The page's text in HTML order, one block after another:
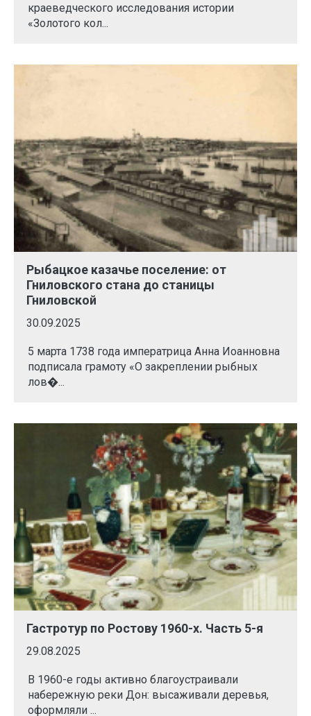
краеведческого исследования истории
«Золотого кол...
Рыбацкое казачье поселение: от
Гниловского стана до станицы
Гниловской
30.09.2025
5 марта 1738 года императрица Анна Иоанновна
подписала грамоту «О закреплении рыбных
лов�...
Гастротур по Ростову 1960-х. Часть 5-я
29.08.2025
В 1960-е годы активно благоустраивали
набережную реки Дон: высаживали деревья,
оформляли ...